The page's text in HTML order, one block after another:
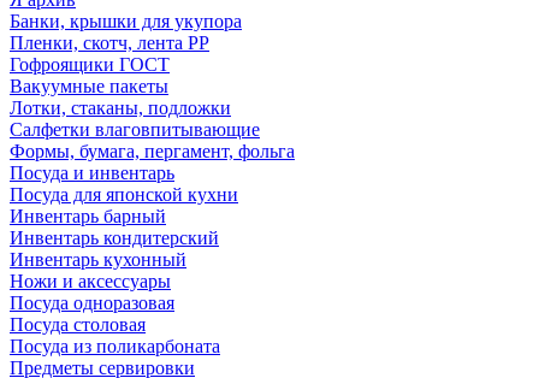
Банки, крышки для укупора
Пленки, скотч, лента РР
Гофроящики ГОСТ
Вакуумные пакеты
Лотки, стаканы, подложки
Салфетки влаговпитывающие
Формы, бумага, пергамент, фольга
Посуда и инвентарь
Посуда для японской кухни
Инвентарь барный
Инвентарь кондитерский
Инвентарь кухонный
Ножи и аксессуары
Посуда одноразовая
Посуда столовая
Посуда из поликарбоната
Предметы сервировки